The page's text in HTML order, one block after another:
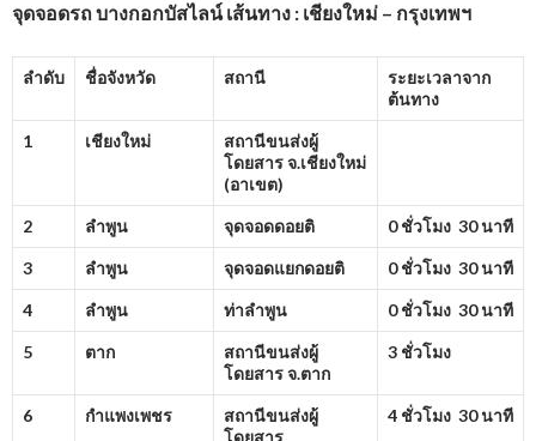
จุดจอดรถ บางกอกบัสไลน์ เส้นทาง : เชียงใหม่ – กรุงเทพฯ
ลำดับ ชื่อจังหวัด สถานี
ระยะเวลาจาก
ต้นทาง
1 เชียงใหม่
สถานีขนส่งผู้
โดยสาร จ.เชียงใหม่
(อาเขต)
2 ลำพูน จุดจอดดอยติ 0 ชั่วโมง 30 นาที
3 ลำพูน จุดจอดแยกดอยติ 0 ชั่วโมง 30 นาที
4 ลำพูน ท่าลำพูน 0 ชั่วโมง 30 นาที
5 ตาก
สถานีขนส่งผู้
โดยสาร จ.ตาก
3 ชั่วโมง
6 กำแพงเพชร
สถานีขนส่งผู้
โดยสาร
4 ชั่วโมง 30 นาที